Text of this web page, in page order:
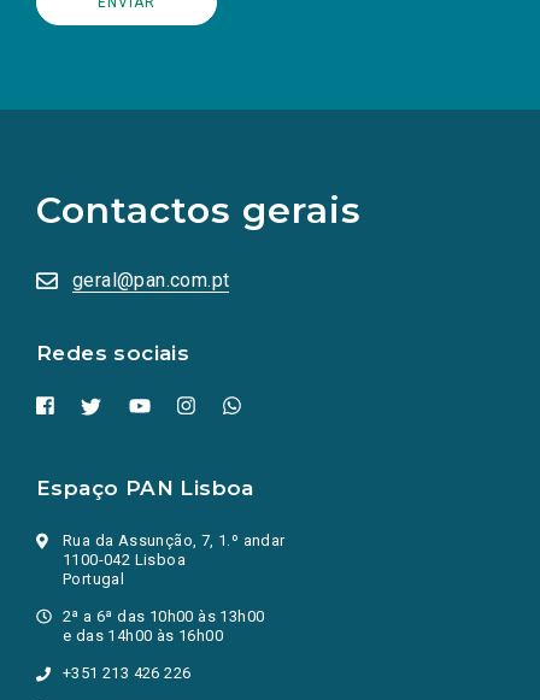
Contactos gerais
geral@pan.com.pt
Redes sociais
redes
sociais
numa
nova
Espaço PAN Lisboa
Rua da Assunção, 7, 1.º andar
1100-042 Lisboa
Portugal
2ª a 6ª das 10h00 às 13h00
e das 14h00 às 16h00
+351 213 426 226